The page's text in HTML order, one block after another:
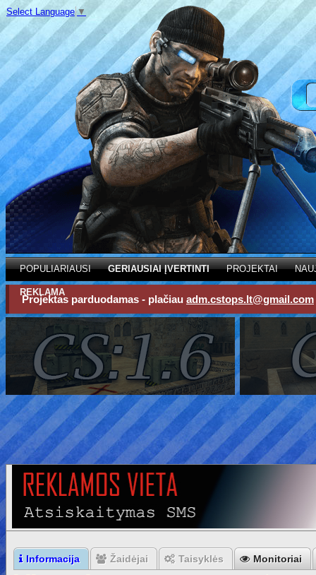
Select Language ▼
POPULIARIAUSI GERIAUSIAI ĮVERTINTI PROJEKTAI
REKLAMA
Projektas parduodamas - plačiau adm.cstops.lt@gmail.com
Informacija Žaidėjai Taisyklės Monitoriai